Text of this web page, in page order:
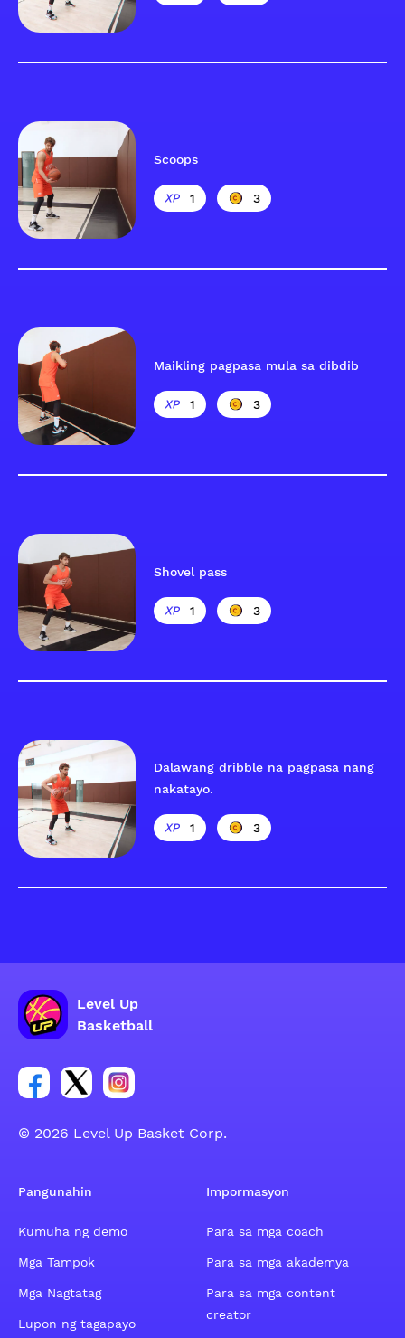
Scoops
1 3
Maikling pagpasa mula sa dibdib
1 3
Shovel pass
1 3
Dalawang dribble na pagpasa nang
nakatayo.
1 3
Level Up
Basketball
Link para sa social group ng Facebook account
Link para sa social group ng tweeter account
Link para sa social group ng Instagram
© 2026 Level Up Basket Corp.
Pangunahin
Kumuha ng demo
Mga Tampok
Mga Nagtatag
Lupon ng tagapayo
Impormasyon
Para sa mga coach
Para sa mga akademya
Para sa mga content
creator